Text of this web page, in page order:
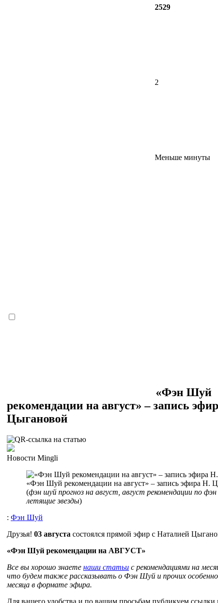
2529
2
Меньше минуты
«Фэн Шуй
рекомендации на август» – запись
Цыгановой
Новости Mingli
«Фэн Шуй рекомендации на август» – запись эфира Н.
(фэн шуй прогноз на август, август рекомендации по
летящие звезды)
: Фэн Шуй
Друзья! 03 августа состоялся прямой эфир с Наталией
«Фэн Шуй рекомендации на АВГУСТ»
Все вы хорошо знаете наши статьи с рекомендациями на
что будем также рассказывать о Фэн Шуй и прочих
месяца в формате эфира.
Для вашего удобства и по вашим просьбам публикуем